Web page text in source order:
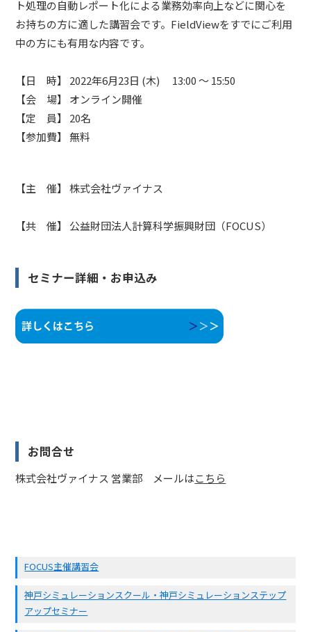
ト処理の自動レポート化による業務効率向上などに関心を
お持ちの方に適した講習会です。FieldViewをすでにご利用
中の方にも有用な内容です。
【日 時】 2022年6月23日 (木)
13:00 ～ 15:50
【会 場】
オンライン開催
【定 員】
20名
【参加費】
無料
【主 催】 株式会社ヴァイナス
【共 催】 公益財団法人計算科学振興財団（FOCUS）
セミナー詳細・お申込み
お問合せ
株式会社ヴァイナス 営業部 メールはこちら
FOCUS主催講習会
神戸シミュレーションスクール・神戸シミュレーションステップ
アップセミナー